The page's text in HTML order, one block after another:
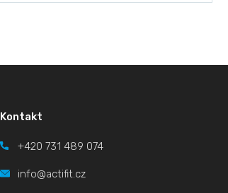
Kontakt
+420 731 489 074
info@actifit.cz